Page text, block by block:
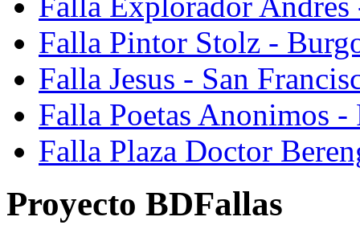
Falla Pintor Stolz -
Falla Jesus - San
Falla Poetas Anonimos
Falla Plaza Doctor
Proyecto BDFallas